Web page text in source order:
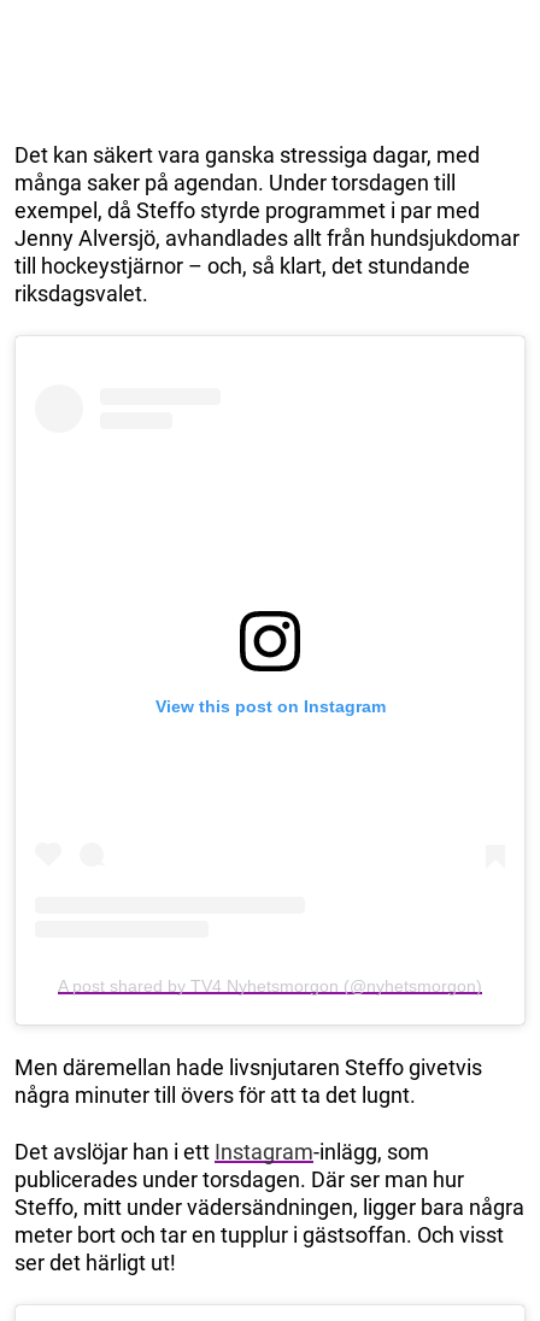
Det kan säkert vara ganska stressiga dagar, med
många saker på agendan. Under torsdagen till
exempel, då Steffo styrde programmet i par med
Jenny Alversjö, avhandlades allt från hundsjukdomar
till hockeystjärnor – och, så klart, det stundande
riksdagsvalet.
View this post on Instagram
A post shared by TV4 Nyhetsmorgon (@nyhetsmorgon)
Men däremellan hade livsnjutaren Steffo givetvis
några minuter till övers för att ta det lugnt.
Det avslöjar han i ett Instagram-inlägg, som
publicerades under torsdagen. Där ser man hur
Steffo, mitt under vädersändningen, ligger bara några
meter bort och tar en tupplur i gästsoffan. Och visst
ser det härligt ut!